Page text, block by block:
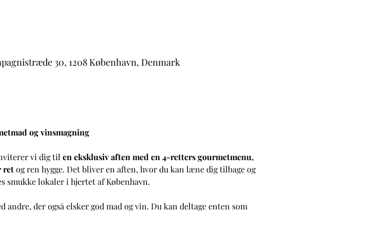
30, 1208 København, Denmark
og vinsmagning
vi dig til en eksklusiv aften med en 4-retters gourmetmenu,
ret og ren hygge. Det bliver en aften, hvor du kan læne dig tilbage og
smukke lokaler i hjertet af København.
andre, der også elsker god mad og vin. Du kan deltage enten som